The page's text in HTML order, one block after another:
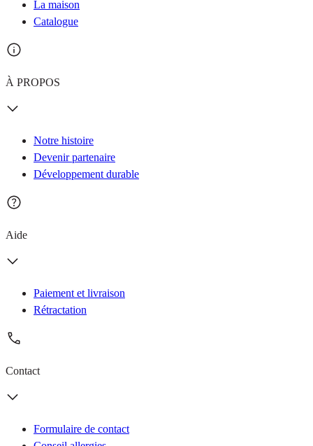
La maison
Catalogue
À PROPOS
Notre histoire
Devenir partenaire
Développement durable
Aide
Paiement et livraison
Rétractation
Contact
Formulaire de contact